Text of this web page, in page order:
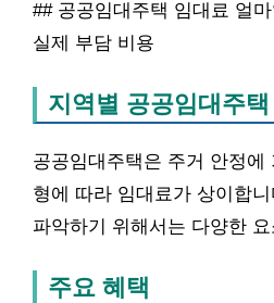
## 공공임대주택 임대료 얼
실제 부담 비용
지역별 공공임대주택
공공임대주택은 주거 안정에
형에 따라 임대료가 상이합
파악하기 위해서는 다양한
주요 혜택